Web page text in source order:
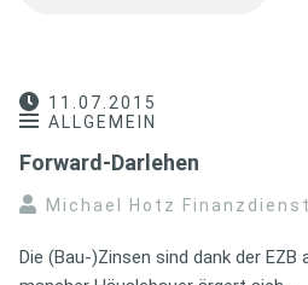
11.07.2015
ALLGEMEIN
Forward-Darlehen
Michael Hotz
Die (Bau-)Zinsen sind dank der